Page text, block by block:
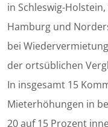
in Schleswig-
Hamburg und
bei
der ortsüblichen
In insgesamt 15
Mieterhöhungen in
20 auf 15 Prozent